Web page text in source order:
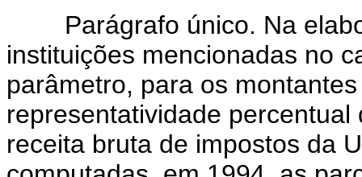
Parágrafo único. Na
instituições mencionadas no
parâmetro, para os
representatividade
receita bruta de impostos da